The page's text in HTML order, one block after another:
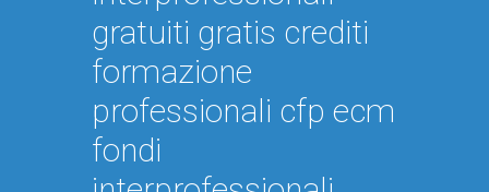
gratuiti gratis crediti
formazione
professionali cfp ecm
fondi